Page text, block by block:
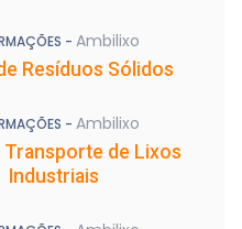
- Ambilixo
Resíduos Sólidos
- Ambilixo
Transporte de Lixos
Industriais